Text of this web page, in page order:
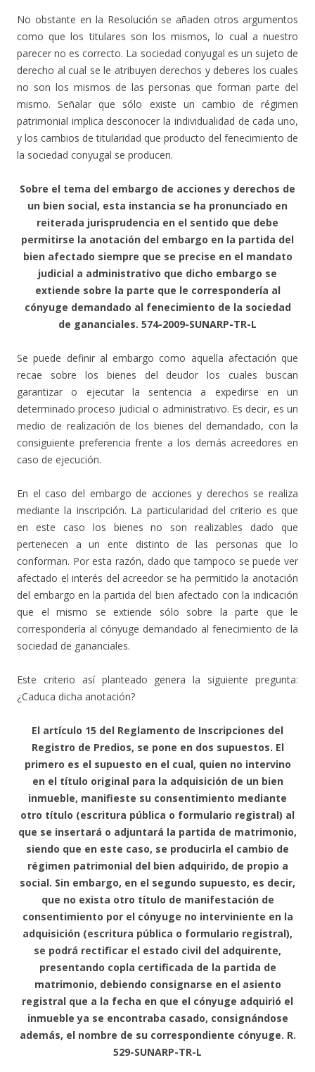
No obstante en la Resolución se añaden otros argumentos
como que los titulares son los mismos, lo cual a nuestro
parecer no es correcto. La sociedad conyugal es un sujeto de
derecho al cual se le atribuyen derechos y deberes los cuales
no son los mismos de las personas que forman parte del
mismo. Señalar que sólo existe un cambio de régimen
patrimonial implica desconocer la individualidad de cada uno,
y los cambios de titularidad que producto del fenecimiento de
la sociedad conyugal se producen.
Sobre el tema del embargo de acciones y derechos de
un bien social, esta instancia se ha pronunciado en
reiterada jurisprudencia en el sentido que debe
permitirse la anotación del embargo en la partida del
bien afectado siempre que se precise en el mandato
judicial a administrativo que dicho embargo se
extiende sobre la parte que le correspondería al
cónyuge demandado al fenecimiento de la sociedad
de gananciales. 574-2009-SUNARP-TR-L
Se puede definir al embargo como aquella afectación que
recae sobre los bienes del deudor los cuales buscan
garantizar o ejecutar la sentencia a expedirse en un
determinado proceso judicial o administrativo. Es decir, es un
medio de realización de los bienes del demandado, con la
consiguiente preferencia frente a los demás acreedores en
caso de ejecución.
En el caso del embargo de acciones y derechos se realiza
mediante la inscripción. La particularidad del criterio es que
en este caso los bienes no son realizables dado que
pertenecen a un ente distinto de las personas que lo
conforman. Por esta razón, dado que tampoco se puede ver
afectado el interés del acreedor se ha permitido la anotación
del embargo en la partida del bien afectado con la indicación
que el mismo se extiende sólo sobre la parte que le
correspondería al cónyuge demandado al fenecimiento de la
sociedad de gananciales.
Este criterio así planteado genera la siguiente pregunta:
¿Caduca dicha anotación?
El artículo 15 del Reglamento de Inscripciones del
Registro de Predios, se pone en dos supuestos. El
primero es el supuesto en el cual, quien no intervino
en el título original para la adquisición de un bien
inmueble, manifieste su consentimiento mediante
otro título (escritura pública o formulario registral) al
que se insertará o adjuntará la partida de matrimonio,
siendo que en este caso, se producirla el cambio de
régimen patrimonial del bien adquirido, de propio a
social. Sin embargo, en el segundo supuesto, es decir,
que no exista otro título de manifestación de
consentimiento por el cónyuge no interviniente en la
adquisición (escritura pública o formulario registral),
se podrá rectificar el estado civil del adquirente,
presentando copla certificada de la partida de
matrimonio, debiendo consignarse en el asiento
registral que a la fecha en que el cónyuge adquirió el
inmueble ya se encontraba casado, consignándose
además, el nombre de su correspondiente cónyuge. R.
529-SUNARP-TR-L